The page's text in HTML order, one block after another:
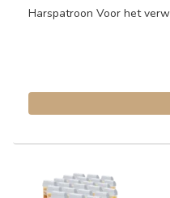
Harspatroon Voor het